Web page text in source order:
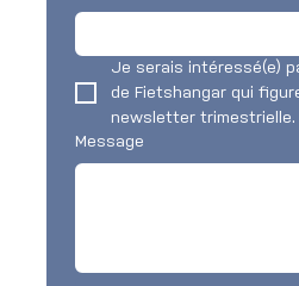
Je serais intéressé(e)
de Fietshangar qui
newsletter trimestrielle.
Message